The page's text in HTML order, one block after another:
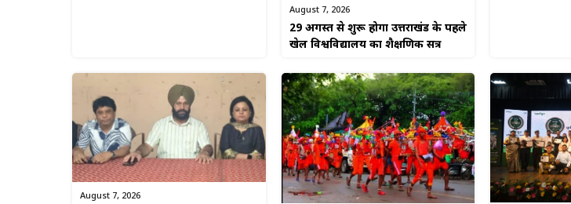
August 7, 2026
29 अगस्त से शुरू होगा उत्तराखंड के पहले
खेल विश्वविद्यालय का शैक्षणिक सत्र
August 7, 2026